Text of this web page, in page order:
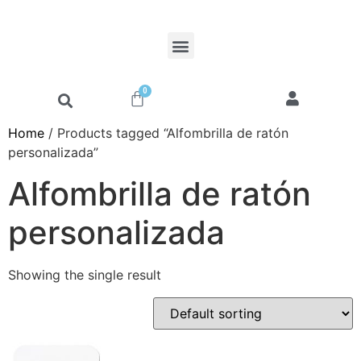
0
Home / Products tagged “Alfombrilla de ratón
personalizada”
Alfombrilla de ratón
personalizada
Showing the single result